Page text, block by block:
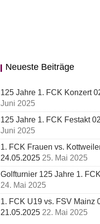
Neueste Beiträge
125 Jahre 1. FCK Konzert
Juni 2025
125 Jahre 1. FCK Festakt
Juni 2025
1. FCK Frauen vs. Kottweiler
24.05.2025 25. Mai 2025
Golfturnier 125 Jahre 1.
24. Mai 2025
1. FCK U19 vs. FSV Mainz
21.05.2025 22. Mai 2025